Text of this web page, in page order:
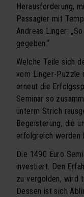
Herausforderung,
Passagier mit
Andreas Linger:
gegeben.“
Welche Teile sich
vom Linger-Puzzle
erneut die
Seminar so
unterm Strich
Begeisterung, die
erfolgreich werden
Die 1490 Euro
investiert. Den
zu vergolden, wird
Dessen ist sich